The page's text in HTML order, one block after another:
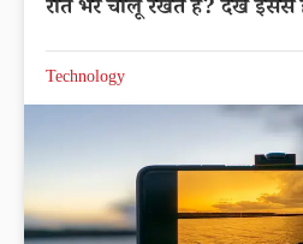
रात भर चालू रखते है? देखे इससे
Technology